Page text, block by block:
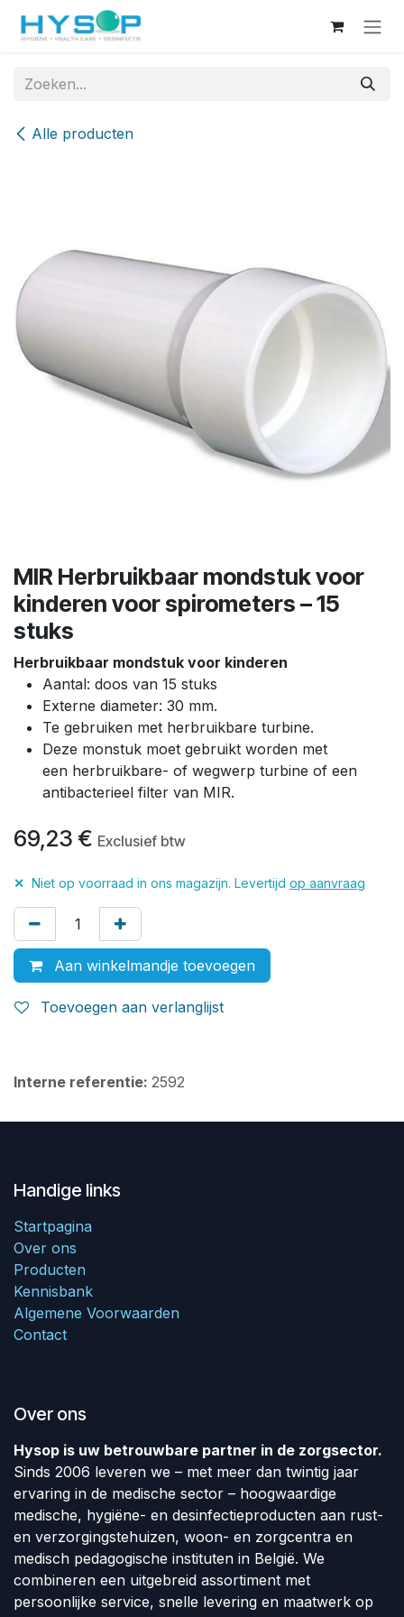
Overslaan naar inhoud
Alle producten
MIR Herbruikbaar mondstuk voor
kinderen voor spirometers – 15
stuks
Herbruikbaar mondstuk voor kinderen
Aantal: doos van 15 stuks
Externe diameter: 30 mm.
Te gebruiken met herbruikbare turbine.
Deze monstuk moet gebruikt worden met
een herbruikbare- of wegwerp turbine of een
antibacterieel filter van MIR.
69,23 € Exclusief btw
✕ Niet op voorraad in ons magazijn. Levertijd op aanvraag
Aan winkelmandje toevoegen
Toevoegen aan verlanglijst
Interne referentie: 2592
Handige links
Startpagina
Over ons
Producten
Kennisbank
Algemene Voorwaarden
Contact
Over ons
Hysop is uw betrouwbare partner in de zorgsector.
Sinds 2006 leveren we – met meer dan twintig jaar
ervaring in de medische sector – hoogwaardige
medische, hygiëne- en desinfectieproducten aan rust-
en verzorgingstehuizen, woon- en zorgcentra en
medisch pedagogische instituten in België. We
combineren een uitgebreid assortiment met
persoonlijke service, snelle levering en maatwerk op